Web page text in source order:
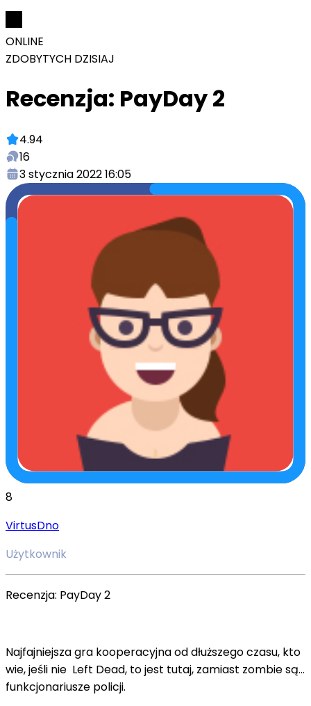
ONLINE
ZDOBYTYCH DZISIAJ
Recenzja: PayDay 2
4.94
16
3 stycznia 2022 16:05
8
VirtusDno
Użytkownik
Recenzja: PayDay 2
Najfajniejsza gra kooperacyjna od dłuższego czasu, kto
wie, jeśli nie Left Dead, to jest tutaj, zamiast zombie są...
funkcjonariusze policji.